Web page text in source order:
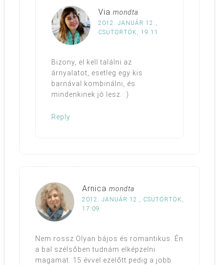
Via mondta
2012. JANUÁR 12.,
CSÜTÖRTÖK, 19:11
Bizony, el kell találni az
árnyalatot, esetleg egy kis
barnával kombinálni, és
mindenkinek jó lesz. :)
Reply
Arnica mondta
2012. JANUÁR 12., CSÜTÖRTÖK,
17:09
Nem rossz.Olyan bájos és romantikus. Én
a bal szélsőben tudnám elképzelni
magamat. 15 évvel ezelőtt pedig a jobb